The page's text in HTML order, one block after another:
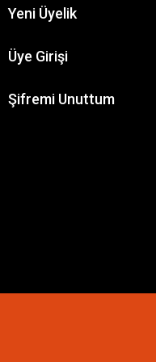
Yeni Üyelik
Üye Girişi
Şifremi Unuttum